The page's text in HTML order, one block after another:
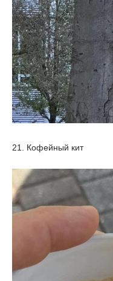
21. Кофейный кит